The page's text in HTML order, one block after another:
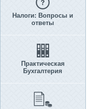
Налоги: Вопросы и
ответы
Практическая
Бухгалтерия